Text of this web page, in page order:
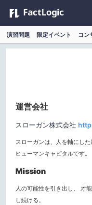
演習問題 限定イベント コン
運営会社
スローガン株式会社
スローガンは、人を軸にし
ヒューマンキャピタルです。
Mission
人の可能性を引き出し、 才
し続ける。